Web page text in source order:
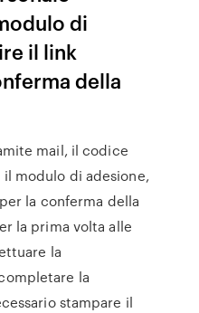
di
il link
della
mail, il codice
modulo di adesione,
la conferma della
la prima volta alle
la
la
stampare il